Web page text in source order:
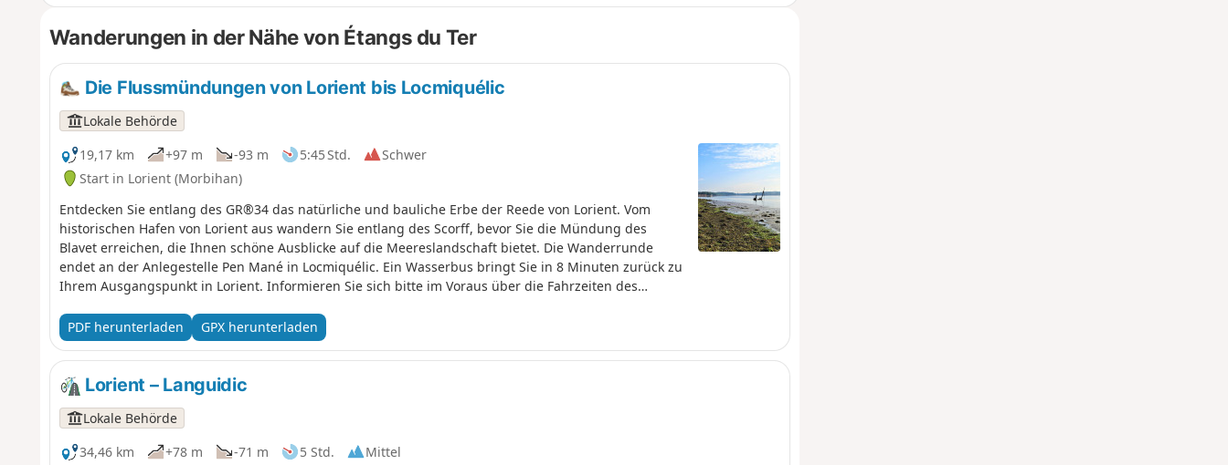
Wanderungen in der Nähe von Étangs du Ter
Die Flussmündungen von Lorient bis Locmiquélic
Lokale Behörde
19,17 km
+97 m -93 m 5:45 Std.
Schwer
Start in Lorient (Morbihan)
Entdecken Sie entlang des GR®34 das natürliche und bauliche Erbe der Reede von Lorient. Vom
historischen Hafen von Lorient aus wandern Sie entlang des Scorff, bevor Sie die Mündung des
Blavet erreichen, die Ihnen schöne Ausblicke auf die Meereslandschaft bietet. Die Wanderrunde
endet an der Anlegestelle Pen Mané in Locmiquélic. Ein Wasserbus bringt Sie in 8 Minuten zurück zu
Ihrem Ausgangspunkt in Lorient. Informieren Sie sich bitte im Voraus über die Fahrzeiten des
markierten Wegen, respektieren Sie die Natur, die Anlagen und die bewirtschafteten Flächen. Für
Ihren Komfort und Ihre Sicherheit sollten Sie geeignete Wanderausrüstung mitnehmen.
PDF herunterladen GPX herunterladen
Lorient – Languidic
Lokale Behörde
34,46 km
+78 m -71 m 5 Std.
Mittel